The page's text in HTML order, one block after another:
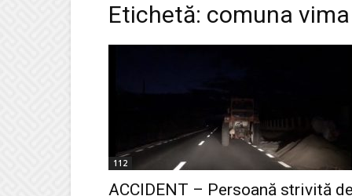
Etichetă: comuna
112
ACCIDENT – Persoană strivită